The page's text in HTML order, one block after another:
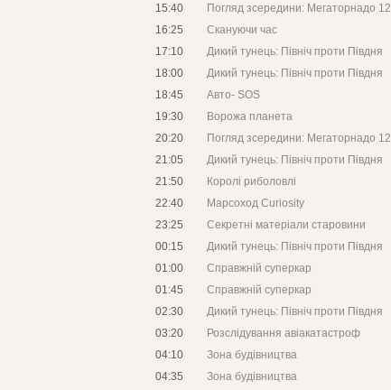
15:40
Погляд зсередини: Мегаторнадо 12
16:25
Скануючи час
17:10
Дикий тунець: Північ проти Півдня
18:00
Дикий тунець: Північ проти Півдня
18:45
Авто- SOS
19:30
Ворожа планета
20:20
Погляд зсередини: Мегаторнадо 12
21:05
Дикий тунець: Північ проти Півдня
21:50
Королі риболовлі
22:40
Марсоход Curiosity
23:25
Секретні матеріали старовини
00:15
Дикий тунець: Північ проти Півдня
01:00
Справжній суперкар
01:45
Справжній суперкар
02:30
Дикий тунець: Північ проти Півдня
03:20
Розслідування авіакатастроф
04:10
Зона будівництва
04:35
Зона будівництва